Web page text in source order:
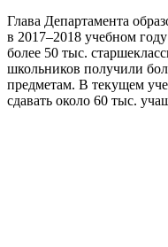
Глава Департамента
в 2017–2018 учебном
более 50 тыс.
школьников получили
предметам. В текущем
сдавать около 60 тыс.